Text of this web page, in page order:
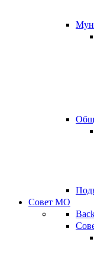
Совет МО